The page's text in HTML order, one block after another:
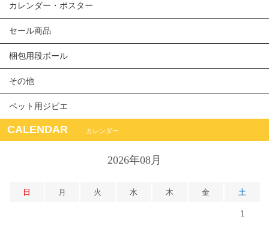
カレンダー・ポスター
セール商品
梱包用段ボール
その他
ペット用ジビエ
CALENDAR カレンダー
2026年08月
日 月 火 水 木 金 土
1